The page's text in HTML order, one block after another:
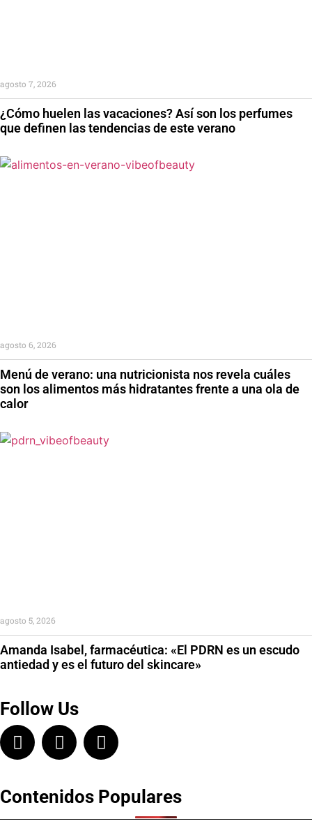
¿Cómo huelen las vacaciones? Así son los perfumes
que definen las tendencias de este verano
agosto 7, 2026
Menú de verano: una nutricionista nos revela cuáles
son los alimentos más hidratantes frente a una ola de
calor
agosto 6, 2026
Amanda Isabel, farmacéutica: «El PDRN es un escudo
antiedad y es el futuro del skincare»
agosto 5, 2026
Follow Us
Contenidos Populares